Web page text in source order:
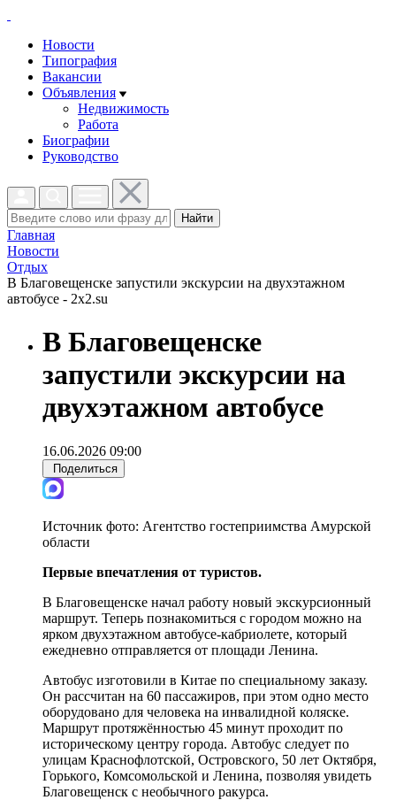
Новости
Типография
Вакансии
Объявления
Недвижимость
Работа
Биографии
Руководство
Найти
Главная
Новости
Отдых
В Благовещенске запустили экскурсии на двухэтажном
автобусе - 2x2.su
В Благовещенске
запустили экскурсии на
двухэтажном автобусе
16.06.2026 09:00
Поделиться
Источник фото: Агентство гостеприимства Амурской
области
Первые впечатления от туристов.
В Благовещенске начал работу новый экскурсионный
маршрут. Теперь познакомиться с городом можно на
ярком двухэтажном автобусе-кабриолете, который
ежедневно отправляется от площади Ленина.
Автобус изготовили в Китае по специальному заказу.
Он рассчитан на 60 пассажиров, при этом одно место
оборудовано для человека на инвалидной коляске.
Маршрут протяжённостью 45 минут проходит по
историческому центру города. Автобус следует по
улицам Краснофлотской, Островского, 50 лет Октября,
Горького, Комсомольской и Ленина, позволяя увидеть
Благовещенск с необычного ракурса.